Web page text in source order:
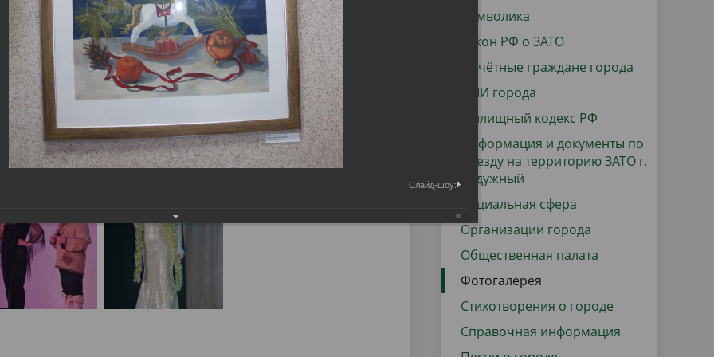
Технопарковая зона
Городская среда
проекты Реализация Национальных проектов
закупки Муниципальный контроль
Региональный контроль
коррупции
Муниципально - частное
партнёрство
Поддержка малого и среднего
предпринимательства
Символика
Закон РФ о ЗАТО
Почётные граждане города
СМИ города
Жилищный кодекс РФ
Информация и документы по
въезду на территорию ЗАТО г.
Радужный
Социальная сфера
Организации города
Общественная палата
Фотогалерея
Стихотворения о городе
Справочная информация
Слайд-шоу: